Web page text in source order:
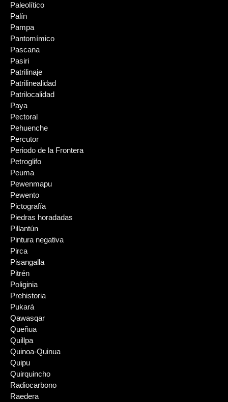
Paleolítico
Palín
Pampa
Pantomímico
Pascana
Pasiri
Patrilinaje
Patrilinealidad
Patrilocalidad
Paya
Pectoral
Pehuenche
Percutor
Periodo de la Frontera
Petroglifo
Peuma
Pewenmapu
Pewento
Pictografía
Piedras horadadas
Pillantún
Pintura negativa
Pirca
Pisangalla
Pitrén
Poliginia
Prehistoria
Pukará
Qawasqar
Queñua
Quillpa
Quinoa-Quinua
Quipu
Quirquincho
Radiocarbono
Raedera